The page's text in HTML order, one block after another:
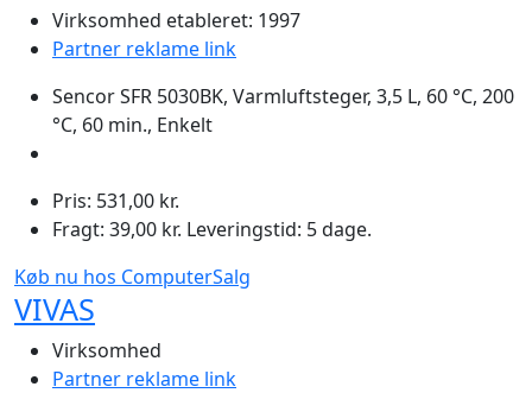
Virksomhed etableret: 1997
Partner reklame link
Sencor SFR 5030BK, Varmluftsteger, 3,5 L, 60 °C, 200
°C, 60 min., Enkelt
Pris: 531,00 kr.
Fragt: 39,00 kr. Leveringstid: 5 dage.
Køb nu hos ComputerSalg
VIVAS
Virksomhed
Partner reklame link